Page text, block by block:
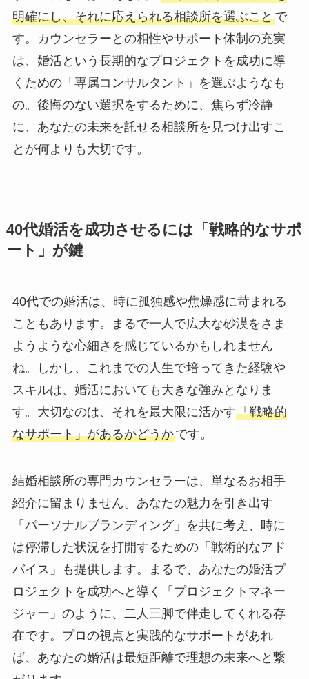
明確にし、それに応えられる相談所を選ぶことで
す。カウンセラーとの相性やサポート体制の充実
は、婚活という長期的なプロジェクトを成功に導
くための「専属コンサルタント」を選ぶようなも
の。後悔のない選択をするために、焦らず冷静
に、あなたの未来を託せる相談所を見つけ出すこ
とが何よりも大切です。
40代婚活を成功させるには「戦略的なサポ
ート」が鍵
40代での婚活は、時に孤独感や焦燥感に苛まれる
こともあります。まるで一人で広大な砂漠をさま
ようような心細さを感じているかもしれません
ね。しかし、これまでの人生で培ってきた経験や
スキルは、婚活においても大きな強みとなりま
す。大切なのは、それを最大限に活かす「戦略的
なサポート」があるかどうかです。
結婚相談所の専門カウンセラーは、単なるお相手
紹介に留まりません。あなたの魅力を引き出す
「パーソナルブランディング」を共に考え、時に
は停滞した状況を打開するための「戦術的なアド
バイス」も提供します。まるで、あなたの婚活プ
ロジェクトを成功へと導く「プロジェクトマネー
ジャー」のように、二人三脚で伴走してくれる存
在です。プロの視点と実践的なサポートがあれ
ば、あなたの婚活は最短距離で理想の未来へと繋